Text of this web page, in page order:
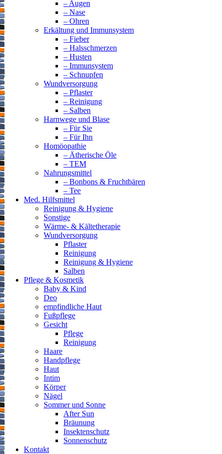
– Augen
– Nase
– Ohren
Erkältung und Immunsystem
– Fieber
– Halsschmerzen
– Husten
– Immunsystem
– Schnupfen
Wundversorgung
– Pflaster
– Reinigung
– Salben
Harnwege und Blase
– Für Sie
– Für Ihn
Homöopathie
– Ätherische Öle
– TEM
Nahrungsmittel
– Bonbons & Fruchtbären
– Tee
Med. Hilfsmittel
Reinigung & Hygiene
Sonstige
Wärme- & Kältetherapie
Wundversorgung
Pflaster
Reinigung
Reinigung & Hygiene
Salben
Pflege & Kosmetik
Baby & Kind
Deo
empfindliche Haut
Fußpflege
Gesicht
Pflege
Reinigung
Haare
Handpflege
Haut
Intim
Körper
Nägel
Sommer und Sonne
After Sun
Bräunung
Insektenschutz
Sonnenschutz
Kontakt